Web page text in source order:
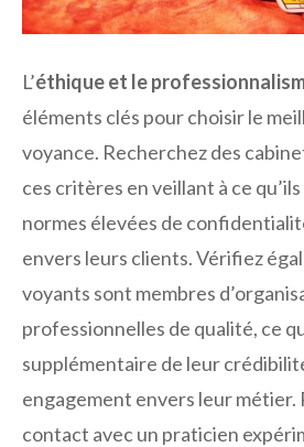
L’éthique et le
éléments clés pour choisir le
voyance. Recherchez des
ces critères en veillant à ce
normes élevées de
envers leurs clients. Vérifiez
voyants sont membres
professionnelles de qualité, ce
supplémentaire de leur
engagement envers leur métier.
contact avec un praticien